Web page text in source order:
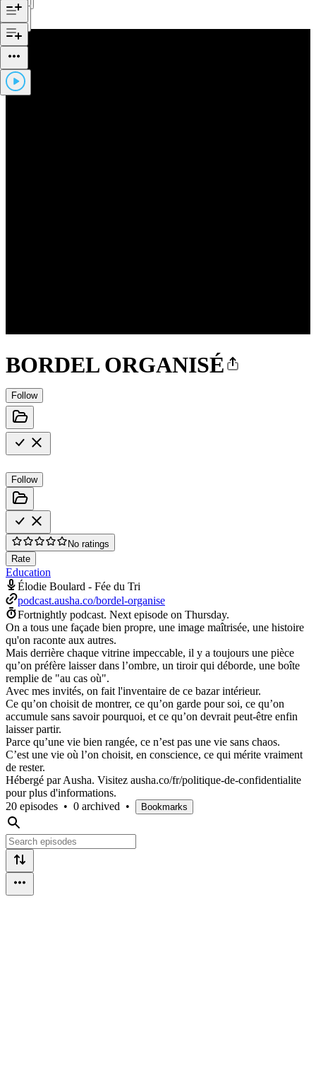
BORDEL ORGANISÉ
Follow
Follow
No ratings
Rate
Education
Élodie Boulard - Fée du Tri
podcast.ausha.co/bordel-organise
Fortnightly podcast. Next episode on Thursday.
On a tous une façade bien propre, une image maîtrisée, une histoire
qu'on raconte aux autres.
Mais derrière chaque vitrine impeccable, il y a toujours une pièce
qu’on préfère laisser dans l’ombre, un tiroir qui déborde, une boîte
remplie de "au cas où".
Avec mes invités, on fait l'inventaire de ce bazar intérieur.
Ce qu’on choisit de montrer, ce qu’on garde pour soi, ce qu’on
accumule sans savoir pourquoi, et ce qu’on devrait peut-être enfin
laisser partir.
Parce qu’une vie bien rangée, ce n’est pas une vie sans chaos.
C’est une vie où l’on choisit, en conscience, ce qui mérite vraiment
de rester.
Hébergé par Ausha. Visitez ausha.co/fr/politique-de-confidentialite
pour plus d'informations.
20 episodes • 0 archived • Bookmarks